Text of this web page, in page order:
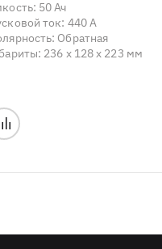
50 Ач
ток: 440 А
Обратная
236 x 128 x 223 мм